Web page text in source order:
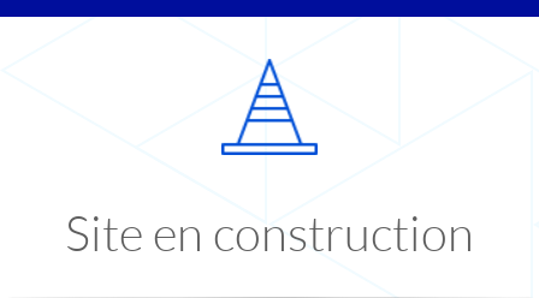
Site en construction